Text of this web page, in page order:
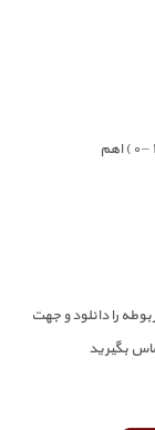
را دانلود و جهت
بگیرید